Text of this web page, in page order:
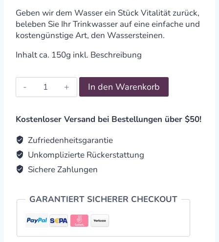
Geben wir dem Wasser ein Stück Vitalität zurück,
beleben Sie Ihr Trinkwasser auf eine einfache und
kostengünstige Art, den Wassersteinen.
Inhalt ca. 150g inkl. Beschreibung
Wassersteine
Amethyst
In den Warenkorb
Kostenloser Versand bei Bestellungen über $50!
Zufriedenheitsgarantie
Unkomplizierte Rückerstattung
Sichere Zahlungen
GARANTIERT SICHERER CHECKOUT